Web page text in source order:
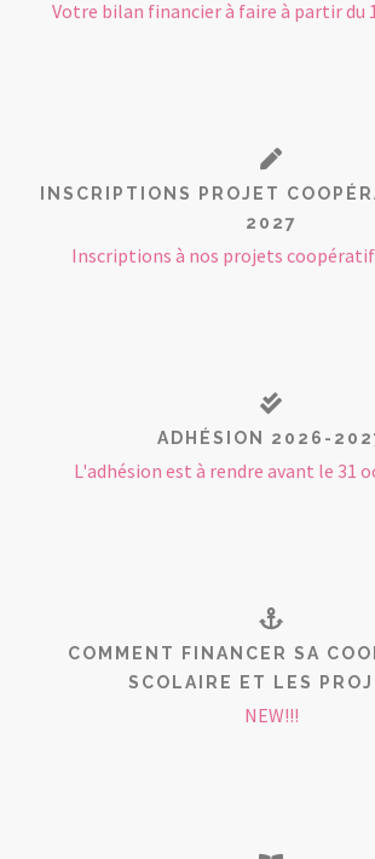
Votre bilan financier à faire à partir du
INSCRIPTIONS PROJET
2027
Inscriptions à nos projets
ADHÉSION 2026-
L'adhésion est à rendre avant le 31
COMMENT FINANCER SA
SCOLAIRE ET LES
NEW!!!